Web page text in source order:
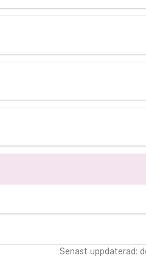
Senast uppdaterad: